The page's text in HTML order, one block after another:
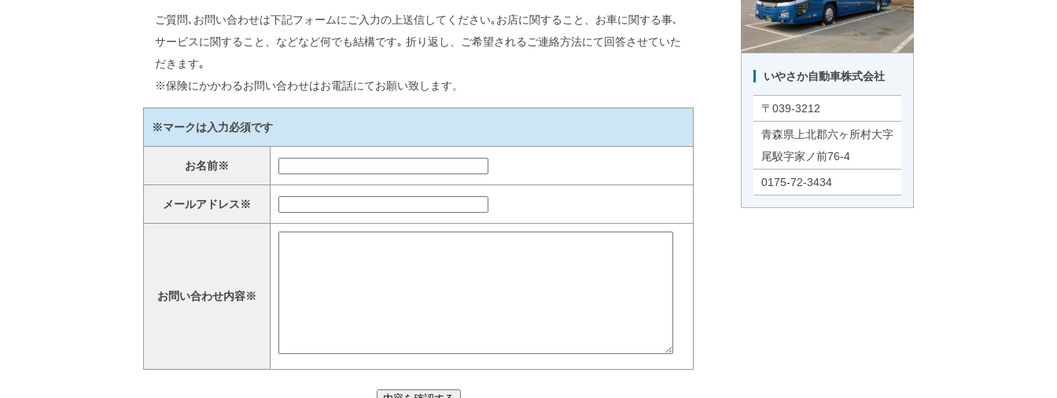
ご質問､お問い合わせは下記フォームにご入力の上送信してください｡お店に関すること、お車に関する事､
サービスに関すること、などなど何でも結構です｡ 折り返し、ご希望されるご連絡方法にて回答させていた
だきます｡
※保険にかかわるお問い合わせはお電話にてお願い致します。
※マークは入力必須です
お名前※
メールアドレス※
お問い合わせ内容※
いやさか自動車株式会社
〒039-3212
青森県上北郡六ヶ所村大字
尾駮字家ノ前76-4
0175-72-3434